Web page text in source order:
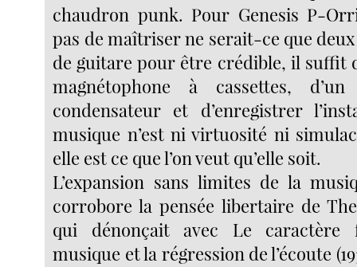
chaudron punk. Pour Genesis P-
pas de maîtriser ne serait-ce que
de guitare pour être crédible, il suffit
magnétophone à cassettes,
condensateur et d’enregistrer
musique n’est ni virtuosité ni
elle est ce que l’on veut qu’elle soit.
L’expansion sans limites de la
corrobore la pensée libertaire de
qui dénonçait avec Le caractère
musique et la régression de l’écoute